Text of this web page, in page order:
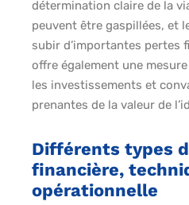
détermination claire de la
peuvent être gaspillées, et
subir d’importantes pertes
offre également une
les investissements et
prenantes de la valeur de
Différents types
financière,
opérationnelle